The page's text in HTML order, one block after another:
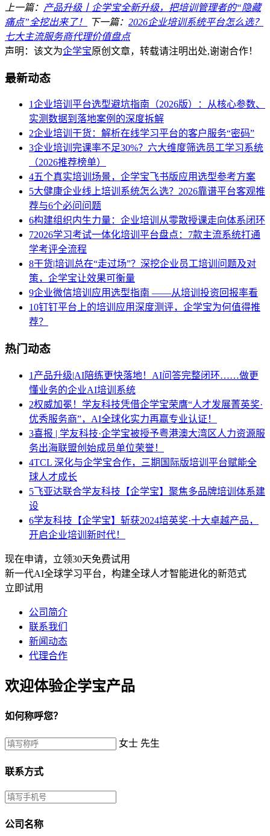
上一篇： 产品升级丨企学宝全新升级，把培训管理者的“隐藏
痛点”全挖出来了！
下一篇： 2026企业培训系统平台怎么选？
七大主流服务商代理价值盘点
声明：该文为企学宝原创文章，转载请注明出处,谢谢合作！
最新动态
1企业培训平台选型避坑指南（2026版）：从核心参数、
实测数据到落地案例的深度拆解
2企业培训干货：解析在线学习平台的客户服务“密码”
3企业培训完课率不足30%？六大维度筛选员工学习系统
（2026推荐榜单）
4五个真实培训场景，企学宝飞书版应用选型参考方案
5大健康企业线上培训系统怎么选？2026靠谱平台客观推
荐与6个必问问题
6构建组织内生力量：企业培训从零散授课走向体系闭环
72026学习考试一体化培训平台盘点：7款主流系统打通
学考评全流程
8干货|培训总在“走过场”？深挖企业员工培训问题及对
策，企学宝让效果可衡量
9企业微信培训应用选型指南 ——从培训投资回报率看
10钉钉平台上的培训应用深度测评，企学宝为何值得推
荐？
热门动态
1 产品升级|AI陪练更快落地！AI问答完整闭环……做更
懂业务的企业AI培训系统
2权威加冕！学友科技凭借企学宝荣膺“人才发展菁英奖·
优秀服务商”，AI全球化实力再赢专业认证！
3喜报 | 学友科技·企学宝被授予粤港澳大湾区人力资源服
务出海联盟创始成员单位荣誉！
4TCL 深化与企学宝合作，三期国际版培训平台赋能全
球人才成长
5飞亚达联合学友科技【企学宝】聚焦多品牌培训体系建
设
6学友科技【企学宝】斩获2024培英奖·十大卓越产品，
开启企业培训新时代！
现在申请，立领30天免费试用
新一代AI全球学习平台，构建全球人才智能进化的新范式
立即试用
公司简介
联系我们
新闻动态
代理合作
欢迎体验企学宝产品
如何称呼您？
女士 先生
联系方式
公司名称